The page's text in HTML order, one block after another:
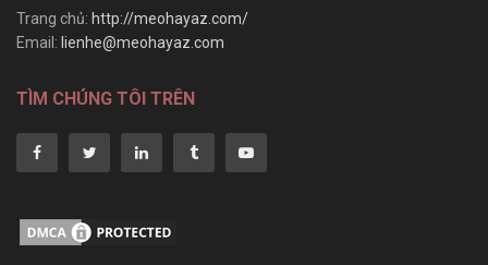
Trang chủ: http://meohayaz.com/
Email: lienhe@meohayaz.com
TÌM CHÚNG TÔI TRÊN